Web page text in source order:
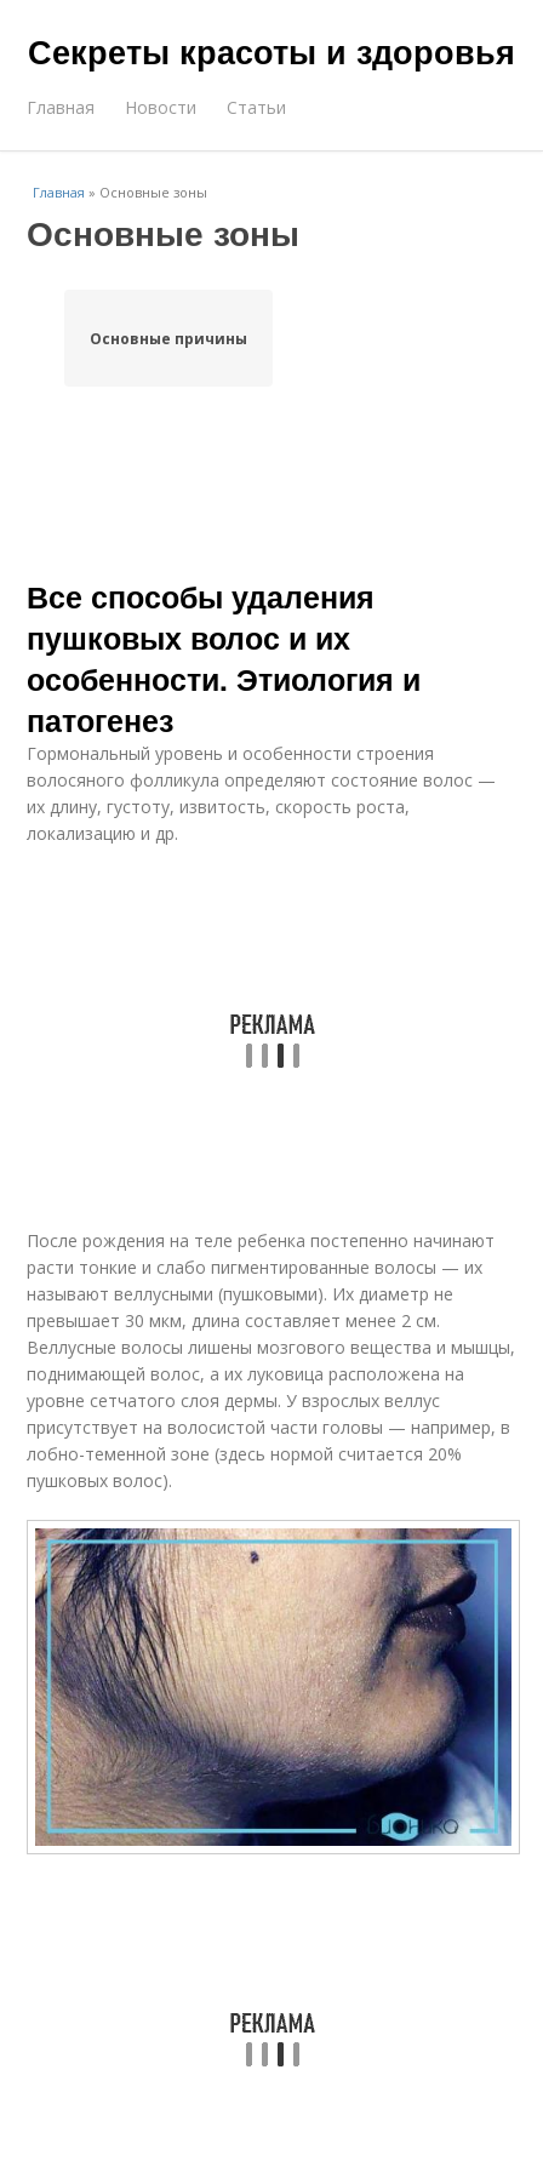
Секреты красоты и здоровья
Главная Новости Статьи
Главная » Основные зоны
Основные зоны
Основные причины
Все способы удаления
пушковых волос и их
особенности. Этиология и
патогенез
Гормональный уровень и особенности строения
волосяного фолликула определяют состояние волос —
их длину, густоту, извитость, скорость роста,
локализацию и др.
После рождения на теле ребенка постепенно начинают
расти тонкие и слабо пигментированные волосы — их
называют веллусными (пушковыми). Их диаметр не
превышает 30 мкм, длина составляет менее 2 см.
Веллусные волосы лишены мозгового вещества и мышцы,
поднимающей волос, а их луковица расположена на
уровне сетчатого слоя дермы. У взрослых веллус
присутствует на волосистой части головы — например, в
лобно-теменной зоне (здесь нормой считается 20%
пушковых волос).